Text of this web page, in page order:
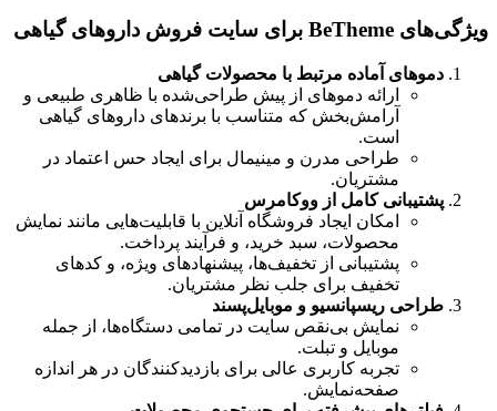
آی پی ثابت شهر لندن با سخت افزار حرفه‌ای
سرور مجازی لهستان
مناسب راه اندازی هرگونه سرویس اینترنتی
سرور مجازی هند
مورد علاقه فعالان بازارهای مالی و تریدرها
سرور مجازی سنگاپور
مناسب راه اندازی انواع سرویس های آنلاین
سرور مجازیمناسب به مشاوره نیاز دارید؟
ارسال تیکت چت آنلاین 021-78372
جهت خرید کلاس مجازی مناسب به مشاوره نیاز دارید؟
ارسال تیکت چت آنلاین
ویژگی‌های BeTheme برای سایت فروش داروهای گیاهی
دموهای آماده مرتبط با محصولات گیاهی
ارائه دموهای از پیش طراحی‌شده با ظاهری طبیعی و
آرامش‌بخش که متناسب با برندهای داروهای گیاهی
است.
طراحی مدرن و مینیمال برای ایجاد حس اعتماد در
مشتریان.
پشتیبانی کامل از ووکامرس
امکان ایجاد فروشگاه آنلاین با قابلیت‌هایی مانند نمایش
محصولات، سبد خرید، و فرآیند پرداخت.
پشتیبانی از تخفیف‌ها، پیشنهادهای ویژه، و کدهای
تخفیف برای جلب نظر مشتریان.
طراحی ریسپانسیو و موبایل‌پسند
نمایش بی‌نقص سایت در تمامی دستگاه‌ها، از جمله
موبایل و تبلت.
تجربه کاربری عالی برای بازدیدکنندگان در هر اندازه
صفحه‌نمایش.